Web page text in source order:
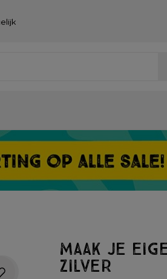
Maak je
zilver